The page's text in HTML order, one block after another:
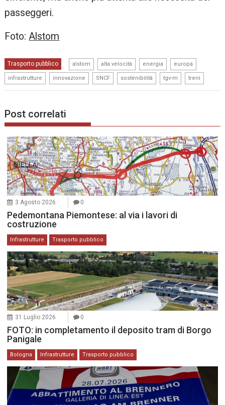
passeggeri.
Foto:Alstom
Trasporto pubblico alstom alta velocità energia europa
infrastrutture innovazione SNCF sostenibilità tgv-m treni
Post correlati
3 Agosto 2026 0
Pedemontana Piemontese: al via i lavori di
costruzione
Infrastrutture Trasporto pubblico
31 Luglio 2026 0
FOTO: in completamento il deposito tram di Borgo
Panigale
Bologna Infrastrutture Trasporto pubblico